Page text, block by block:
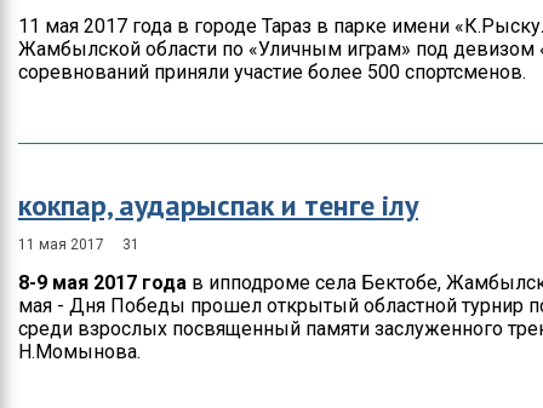
достижения
Результаты и отчеты
Вакансии
11 мая 2017 года в городе Тараз в парке имени
Жамбылской области по «Уличным играм» под
соревнований приняли участие более 500 спортсменов.
кокпар, аударыспак и тенге ілу
11 мая 2017 31
8-9 мая 2017 года в ипподроме села Бектобе,
мая - Дня Победы прошел открытый областной турнир
среди взрослых посвященный памяти заслуженного
Н.Момынова.